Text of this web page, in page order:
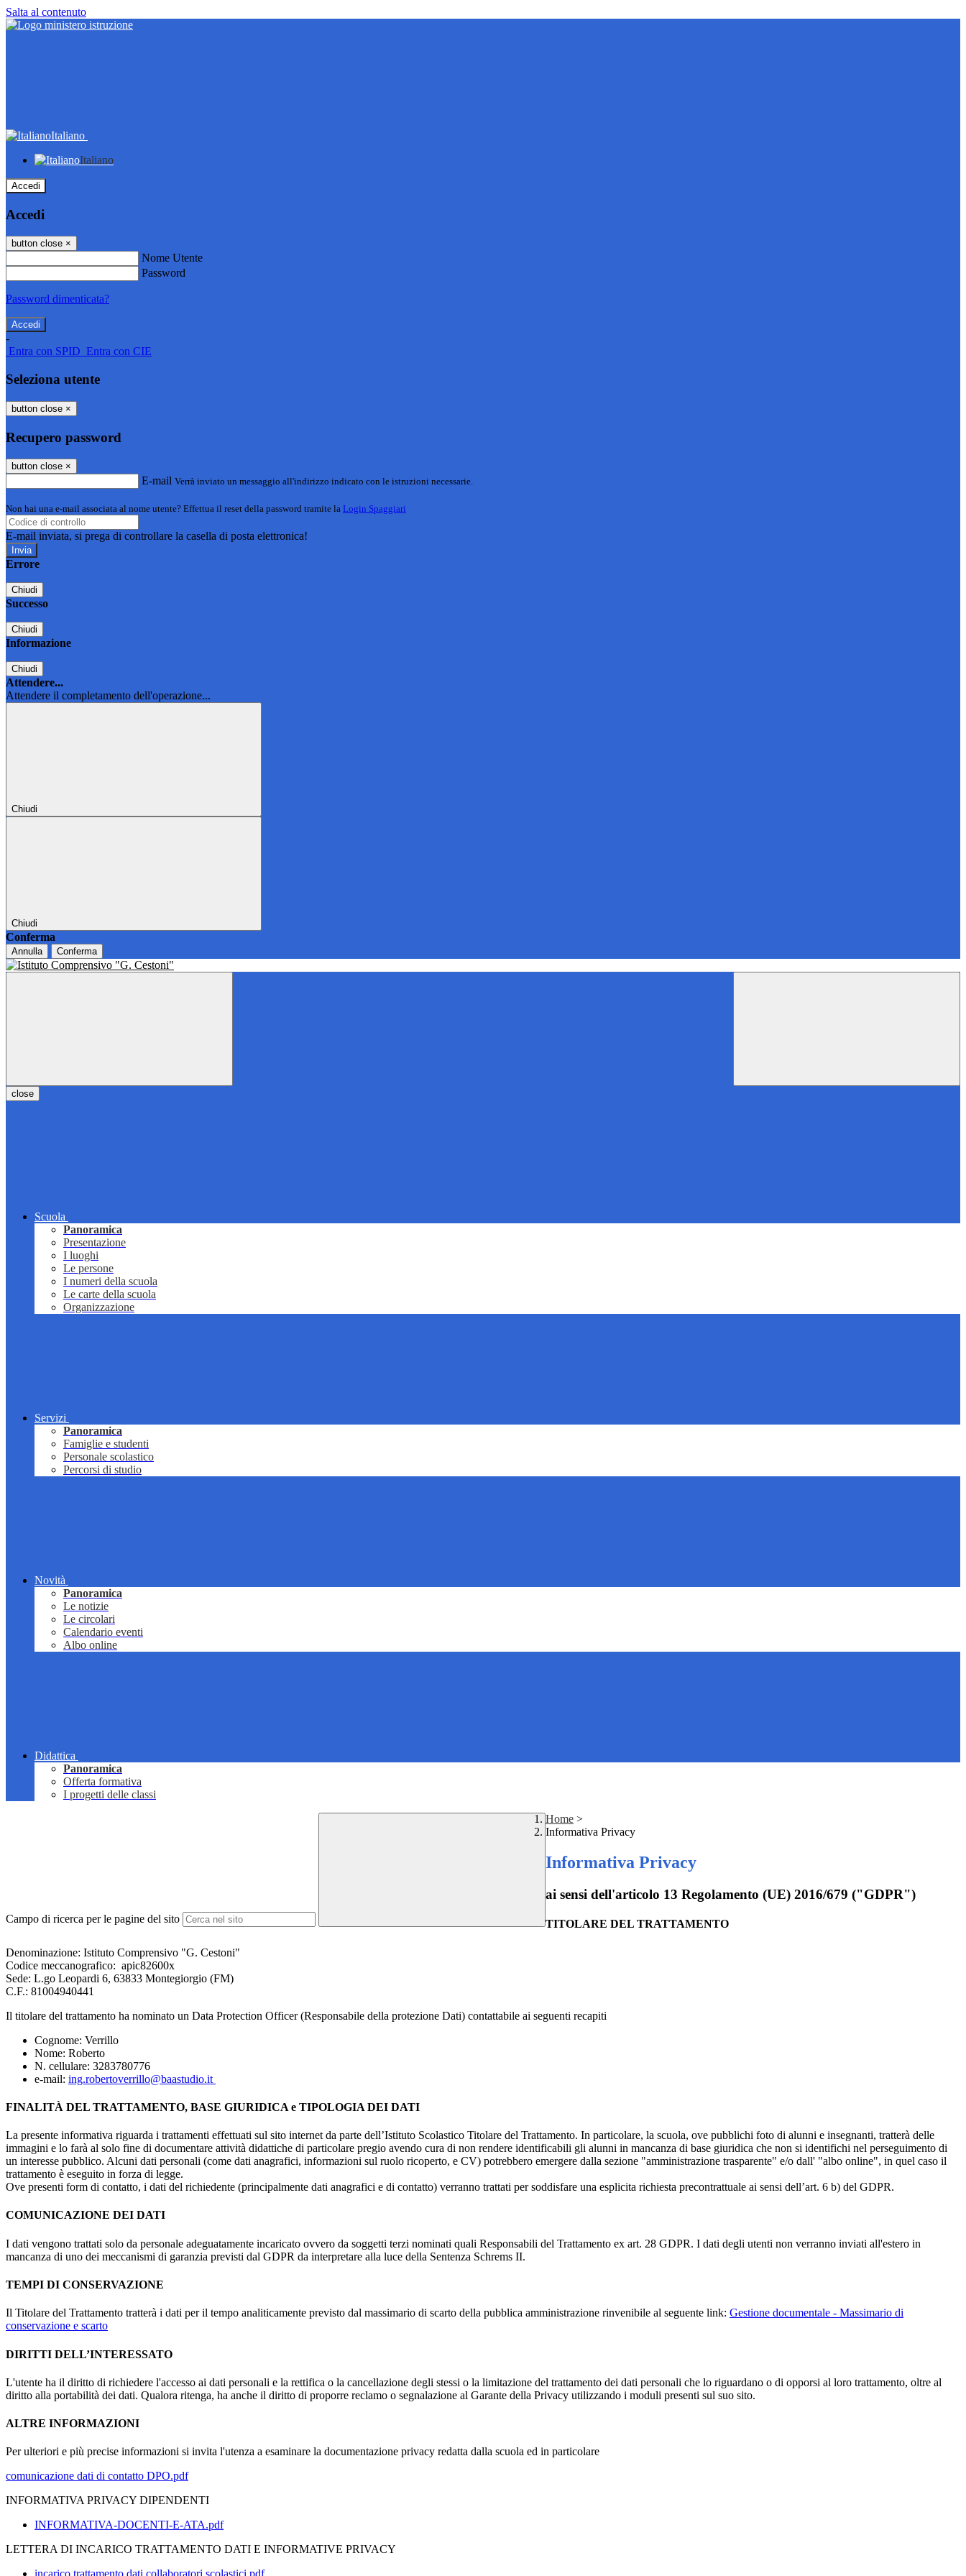
Salta al contenuto
Italiano
Italiano
Accedi
Accedi
button close ×
Nome Utente
Password
Password dimenticata?
-
Entra con SPID Entra con CIE
Seleziona utente
button close ×
Recupero password
button close ×
E-mail Verrà inviato un messaggio all'indirizzo indicato con le istruzioni necessarie.
Non hai una e-mail associata al nome utente? Effettua il reset della password tramite la Login Spaggiari
E-mail inviata, si prega di controllare la casella di posta elettronica!
Errore
Chiudi
Successo
Chiudi
Informazione
Chiudi
Attendere...
Attendere il completamento dell'operazione...
Chiudi
Chiudi
Conferma
Annulla Conferma
close
Scuola
Panoramica
Presentazione
I luoghi
Le persone
I numeri della scuola
Le carte della scuola
Organizzazione
Servizi
Panoramica
Famiglie e studenti
Personale scolastico
Percorsi di studio
Novità
Panoramica
Le notizie
Le circolari
Calendario eventi
Albo online
Didattica
Panoramica
Offerta formativa
I progetti delle classi
Campo di ricerca per le pagine del sito
Home >
Informativa Privacy
Informativa Privacy
ai sensi dell'articolo 13 Regolamento (UE) 2016/679 ("GDPR")
TITOLARE DEL TRATTAMENTO
Denominazione: Istituto Comprensivo "G. Cestoni"
Codice meccanografico: apic82600x
Sede: L.go Leopardi 6, 63833 Montegiorgio (FM)
C.F.: 81004940441
Il titolare del trattamento ha nominato un Data Protection Officer (Responsabile della protezione Dati) contattabile ai seguenti recapiti
Cognome: Verrillo
Nome: Roberto
N. cellulare: 3283780776
e-mail: ing.robertoverrillo@baastudio.it
FINALITÀ DEL TRATTAMENTO, BASE GIURIDICA e TIPOLOGIA DEI DATI
La presente informativa riguarda i trattamenti effettuati sul sito internet da parte dell’Istituto Scolastico Titolare del Trattamento. In particolare, la scuola, ove pubblichi foto di alunni e insegnanti, tratterà delle
immagini e lo farà al solo fine di documentare attività didattiche di particolare pregio avendo cura di non rendere identificabili gli alunni in mancanza di base giuridica che non si identifichi nel perseguimento di
un interesse pubblico. Alcuni dati personali (come dati anagrafici, informazioni sul ruolo ricoperto, e CV) potrebbero emergere dalla sezione "amministrazione trasparente" e/o dall' "albo online", in quel caso il
trattamento è eseguito in forza di legge.
Ove presenti form di contatto, i dati del richiedente (principalmente dati anagrafici e di contatto) verranno trattati per soddisfare una esplicita richiesta precontrattuale ai sensi dell’art. 6 b) del GDPR.
COMUNICAZIONE DEI DATI
I dati vengono trattati solo da personale adeguatamente incaricato ovvero da soggetti terzi nominati quali Responsabili del Trattamento ex art. 28 GDPR. I dati degli utenti non verranno inviati all'estero in
mancanza di uno dei meccanismi di garanzia previsti dal GDPR da interpretare alla luce della Sentenza Schrems II.
TEMPI DI CONSERVAZIONE
Il Titolare del Trattamento tratterà i dati per il tempo analiticamente previsto dal massimario di scarto della pubblica amministrazione rinvenibile al seguente link: Gestione documentale - Massimario di
conservazione e scarto
DIRITTI DELL’INTERESSATO
L'utente ha il diritto di richiedere l'accesso ai dati personali e la rettifica o la cancellazione degli stessi o la limitazione del trattamento dei dati personali che lo riguardano o di opporsi al loro trattamento, oltre al
diritto alla portabilità dei dati. Qualora ritenga, ha anche il diritto di proporre reclamo o segnalazione al Garante della Privacy utilizzando i moduli presenti sul suo sito.
ALTRE INFORMAZIONI
Per ulteriori e più precise informazioni si invita l'utenza a esaminare la documentazione privacy redatta dalla scuola ed in particolare
comunicazione dati di contatto DPO.pdf
INFORMATIVA PRIVACY DIPENDENTI
INFORMATIVA-DOCENTI-E-ATA.pdf
LETTERA DI INCARICO TRATTAMENTO DATI E INFORMATIVE PRIVACY